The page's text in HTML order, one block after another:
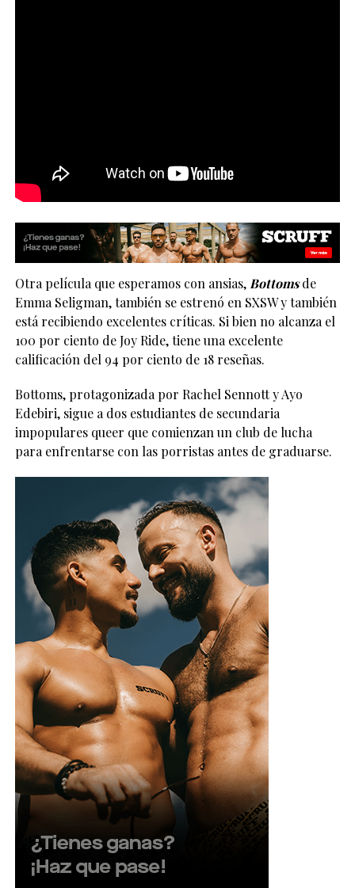
Otra película que esperamos con ansias,Bottomsde
Emma Seligman, también se estrenó en SXSW y también
está recibiendo excelentes críticas. Si bien no alcanza el
100 por ciento de Joy Ride, tiene una excelente
calificación del 94 por ciento de 18 reseñas.
Bottoms, protagonizada por Rachel Sennott y Ayo
Edebiri, sigue a dos estudiantes de secundaria
impopulares queer que comienzan un club de lucha
para enfrentarse con las porristas antes de graduarse.